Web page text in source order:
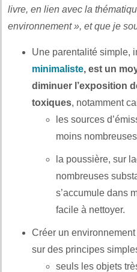
livre, en lien avec la
environnement », et que je
Une parentalité simple,
minimaliste, est un
diminuer l’exposition
toxiques, notamment
les sources
moins
la poussière, sur
nombreuses
s’accumule dans
facile à nettoyer.
Créer un
sur des principes
seuls les objets